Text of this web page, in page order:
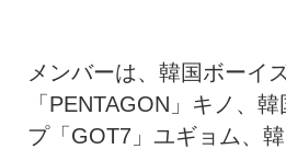
メンバーは、韓国ボーイ
「PENTAGON」キノ、
プ「GOT7」ユギョム、